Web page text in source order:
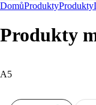
DomůProduktyProdukty
Produkty
A5